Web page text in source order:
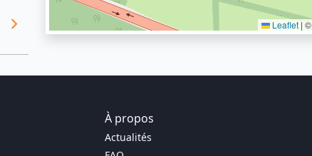
Leaflet | ©
À propos
Actualités